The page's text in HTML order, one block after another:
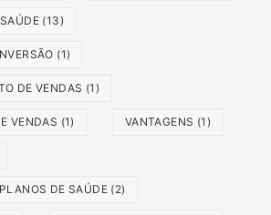
(13)
(1)
DE VENDAS (1)
VENDAS (1) VANTAGENS (1)
DE SAÚDE (2)